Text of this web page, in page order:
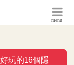
menu
玩的16個隱